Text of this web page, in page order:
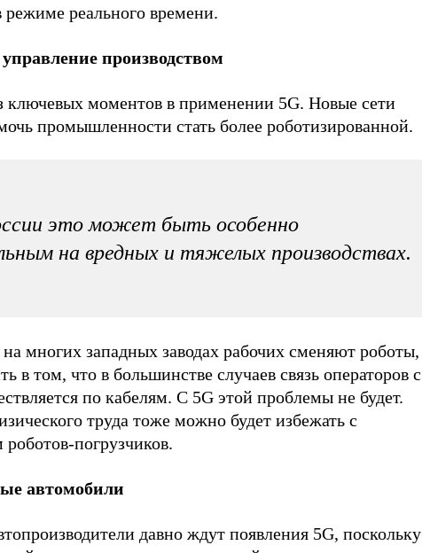
реального времени.
производством
ключевых моментов в применении 5G. Новые сети
промышленности стать более роботизированной.
это может быть особенно
на вредных и тяжелых производствах.
многих западных заводах рабочих сменяют роботы,
в том, что в большинстве случаев связь операторов с
по кабелям. С 5G этой проблемы не будет.
труда тоже можно будет избежать с
погрузчиков.
автомобили
давно ждут появления 5G, поскольку